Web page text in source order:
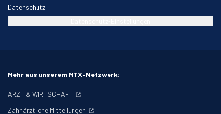
Datenschutz
Mehr aus unserem MTX-Netzwerk:
ARZT & WIRTSCHAFT
Zahnärztliche Mitteilungen